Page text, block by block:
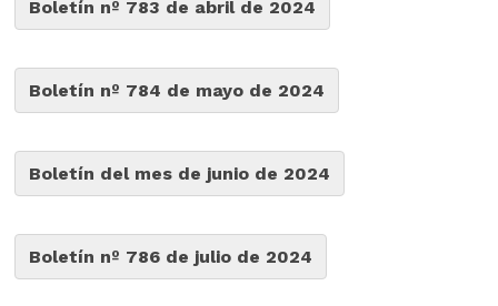
Boletín nº 783 de abril de 2024
Boletín nº 784 de mayo de 2024
Boletín del mes de junio de 2024
Boletín nº 786 de julio de 2024